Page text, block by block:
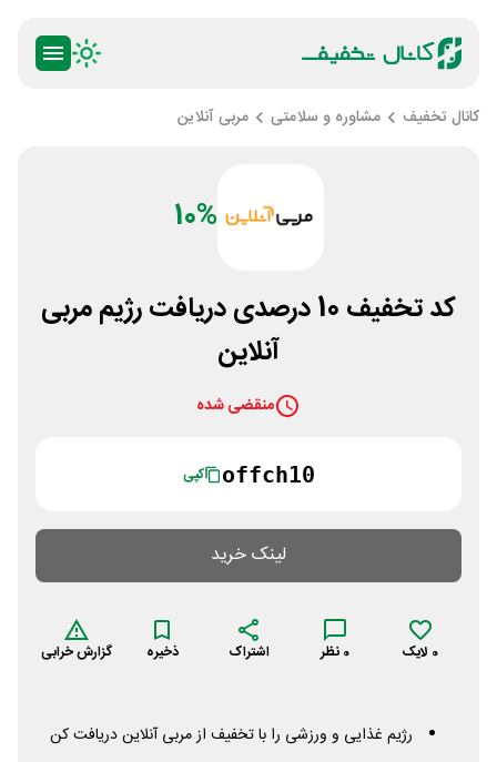
کانال تخفیف مشاوره و سلامتی مربی آنلاین
10%
کد تخفیف 10 درصدی دریافت رژیم مربی
آنلاین
منقضی شده
offch10 کپی
لینک خرید
0 لایک 0 نظر اشتراک ذخیره گزارش خرابی
رژیم غذایی و ورزشی را با تخفیف از مربی آنلاین دریافت کن